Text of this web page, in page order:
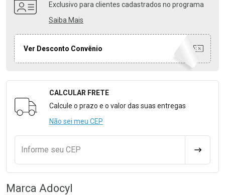
Exclusivo para clientes cadastrados no programa
Saiba Mais
Ver Desconto Convênio
Formulário para Calcular o Frete
CALCULAR FRETE
Calcule o prazo e o valor das suas entregas
Não sei meu CEP
Informe seu CEP
Marca Adocyl